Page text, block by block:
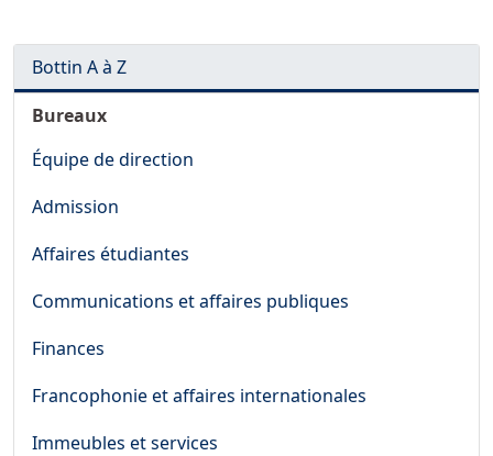
Bottin A à Z
Bureaux
Équipe de direction
Admission
Affaires étudiantes
Communications et affaires publiques
Finances
Francophonie et affaires internationales
Immeubles et services